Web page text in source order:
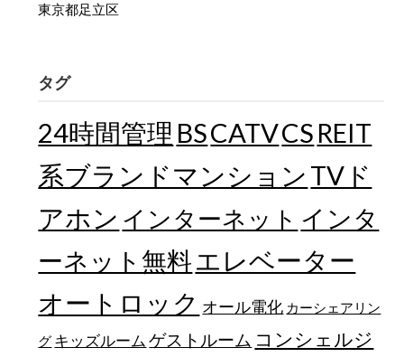
東京都足立区
タグ
24時間管理 BSCATVCS REIT
系ブランドマンション TVド
アホン インターネット インタ
ーネット無料エレベーター
オートロック オール電化 カーシェアリン
グ キッズルーム ゲストルーム コンシェルジ